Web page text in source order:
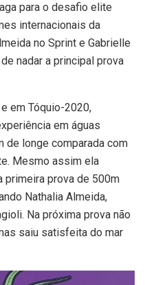
para o desafio elite
internacionais da
no Sprint e Gabrielle
nadar a principal prova
em Tóquio-2020,
em águas
de longe comparada com
Mesmo assim ela
primeira prova de 500m
Nathalia Almeida,
Na próxima prova não
saiu satisfeita do mar